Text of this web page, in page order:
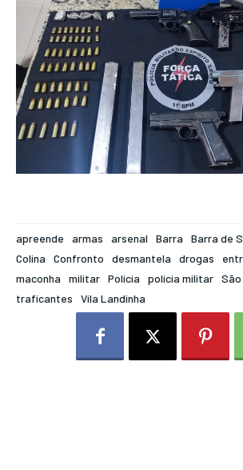
apreende armas arsenal Barra
Barra de
Colina
Confronto desmantela drogas
maconha
militar Polícia polícia militar São
traficantes
Vila Landinha